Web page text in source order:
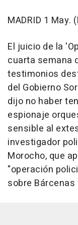
MADRID 1 May.
El juicio de la
cuarta semana
testimonios
del Gobierno
dijo no haber
espionaje
sensible al
investigador
Morocho, que
"operación
sobre